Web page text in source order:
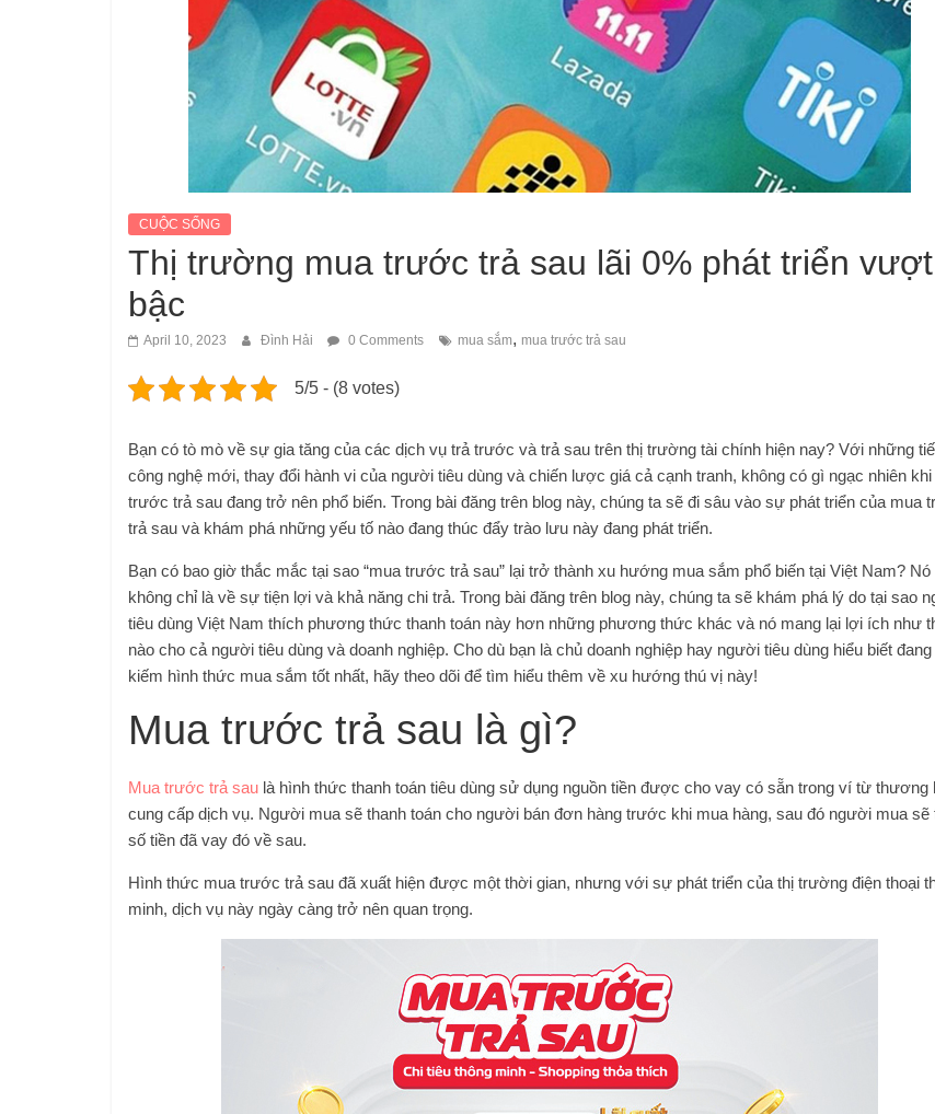
CUỘC SỐNG
Thị trường mua trước trả sau lãi 0% phát triển vượt
bậc
April 10, 2023 Đình Hải 0 Comments mua sắm, mua trước trả sau
5/5 - (8 votes)
Bạn có tò mò về sự gia tăng của các dịch vụ trả trước và trả sau trên thị trường tài chính hiện nay? Với những
công nghệ mới, thay đổi hành vi của người tiêu dùng và chiến lược giá cả cạnh tranh, không có gì ngạc nhiên
trước trả sau đang trở nên phổ biến. Trong bài đăng trên blog này, chúng ta sẽ đi sâu vào sự phát triển của mua
trả sau và khám phá những yếu tố nào đang thúc đẩy trào lưu này đang phát triển.
Bạn có bao giờ thắc mắc tại sao “mua trước trả sau” lại trở thành xu hướng mua sắm phổ biến tại Việt Nam? Nó
không chỉ là về sự tiện lợi và khả năng chi trả. Trong bài đăng trên blog này, chúng ta sẽ khám phá lý do tại sao
tiêu dùng Việt Nam thích phương thức thanh toán này hơn những phương thức khác và nó mang lại lợi ích như
nào cho cả người tiêu dùng và doanh nghiệp. Cho dù bạn là chủ doanh nghiệp hay người tiêu dùng hiểu biết
kiếm hình thức mua sắm tốt nhất, hãy theo dõi để tìm hiểu thêm về xu hướng thú vị này!
Mua trước trả sau là gì?
Mua trước trả sau là hình thức thanh toán tiêu dùng sử dụng nguồn tiền được cho vay có sẵn trong ví từ thương
cung cấp dịch vụ. Người mua sẽ thanh toán cho người bán đơn hàng trước khi mua hàng, sau đó người mua sẽ
số tiền đã vay đó về sau.
Hình thức mua trước trả sau đã xuất hiện được một thời gian, nhưng với sự phát triển của thị trường điện thoại
minh, dịch vụ này ngày càng trở nên quan trọng.